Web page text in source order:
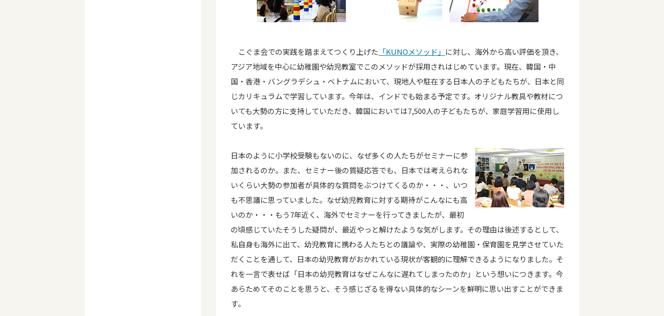
こぐま会での実践を踏まえてつくり上げた 「KUNOメソッド」 に対し、海外から高い評価を頂き、
アジア地域を中心に幼稚園や幼児教室でこのメソッドが採用されはじめています。現在、韓国・中
国・香港・バングラデシュ・ベトナムにおいて、現地人や駐在する日本人の子どもたちが、日本と同
じカリキュラムで学習しています。今年は、インドでも始まる予定です。オリジナル教具や教材につ
いても大勢の方に支持していただき、韓国においては7,500人の子どもたちが、家庭学習用に使用し
ています。
日本のように小学校受験もないのに、なぜ多くの人たちがセミナーに参
加されるのか。また、セミナー後の質疑応答でも、日本では考えられな
いくらい大勢の参加者が具体的な質問をぶつけてくるのか・・・、いつ
も不思議に思っていました。なぜ幼児教育に対する期待がこんなにも高
いのか・・・もう7年近く、海外でセミナーを行ってきましたが、最初
の頃感じていたそうした疑問が、最近やっと解けたような気がします。その理由は後述するとして、
私自身も海外に出て、幼児教育に携わる人たちとの議論や、実際の幼稚園・保育園を見学させていた
だくことを通して、日本の幼児教育がおかれている現状が客観的に理解できるようになりました。そ
れを一言で表せば「日本の幼児教育はなぜこんなに遅れてしまったのか」という想いにつきます。今
あらためてそのことを思うと、そう感じざるを得ない具体的なシーンを鮮明に思い出すことができま
す。